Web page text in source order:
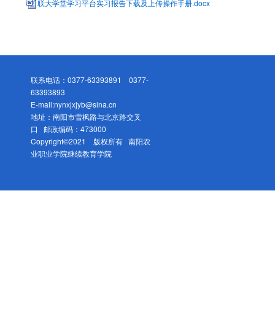
联大学堂学习平台实习报告下载及上传操作手册.docx
联系电话：0377-63393891 0377-
63393893
E-mail:nynxjxjyb@sina.cn
地址：南阳市雪枫路与北京路交叉
口 邮政编码：473000
Copyright©2021 版权所有 南阳农
业职业学院继续教育学院